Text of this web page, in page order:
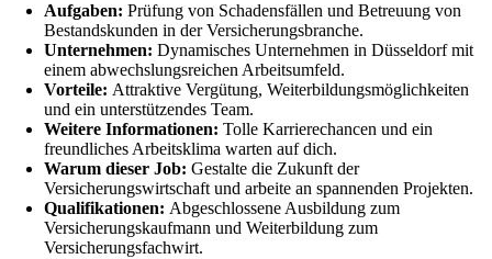
Aufgaben: Prüfung von Schadensfällen und Betreuung von
Bestandskunden in der Versicherungsbranche.
Unternehmen: Dynamisches Unternehmen in Düsseldorf mit
einem abwechslungsreichen Arbeitsumfeld.
Vorteile: Attraktive Vergütung, Weiterbildungsmöglichkeiten
und ein unterstützendes Team.
Weitere Informationen: Tolle Karrierechancen und ein
freundliches Arbeitsklima warten auf dich.
Warum dieser Job: Gestalte die Zukunft der
Versicherungswirtschaft und arbeite an spannenden Projekten.
Qualifikationen: Abgeschlossene Ausbildung zum
Versicherungskaufmann und Weiterbildung zum
Versicherungsfachwirt.